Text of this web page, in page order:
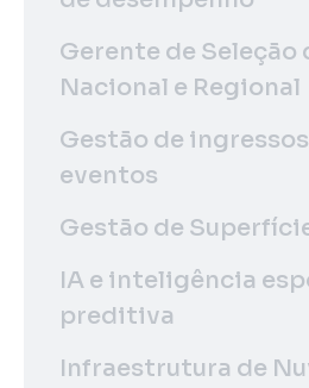
Gerente de Seleção
Nacional e Regional
Gestão de ingressos
eventos
Gestão de
IA e inteligência
preditiva
Infraestrutura de